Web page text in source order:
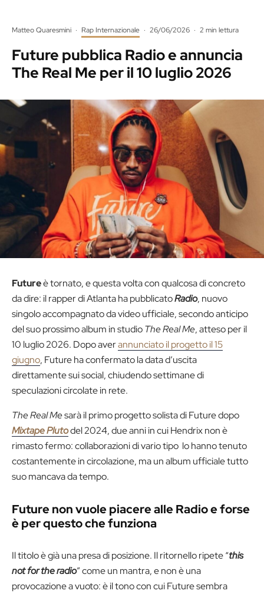
Matteo Quaresmini · Rap Internazionale · 26/06/2026 · 2 min lettura
Future pubblica Radio e annuncia
The Real Me per il 10 luglio 2026
Futureè tornato, e questa volta con qualcosa di concreto
da dire: il rapper di Atlanta ha pubblicatoRadio, nuovo
singolo accompagnato da video ufficiale, secondo anticipo
del suo prossimo album in studioThe Real Me, atteso per il
10 luglio 2026. Dopo averannunciato il progetto il 15
giugno, Future ha confermato la data d’uscita
direttamente sui social, chiudendo settimane di
speculazioni circolate in rete.
The Real Mesarà il primo progetto solista di Future dopo
Mixtape Plutodel 2024, due anni in cui Hendrix non è
rimasto fermo: collaborazioni di vario tipo lo hanno tenuto
costantemente in circolazione, ma un album ufficiale tutto
suo mancava da tempo.
Future non vuole piacere alle Radio e forse
è per questo che funziona
Il titolo è già una presa di posizione. Il ritornello ripete “this
not for the radio” come un mantra, e non è una
provocazione a vuoto: è il tono con cui Future sembra